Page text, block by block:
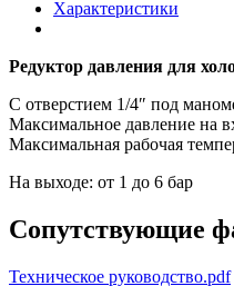
Характеристики
Редуктор давления для
С отверстием 1/4″ под
Максимальное давление на
Максимальная рабочая
На выходе: от 1 до 6 бар
Сопутствующие
Техническое руководство.pdf